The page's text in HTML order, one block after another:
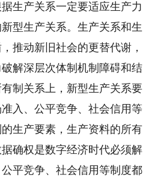
生产关系一定要适应生产力
型生产关系。生产关系和生
推动新旧社会的更替代谢，
解深层次体制机制障碍和结
制关系上，新型生产关系要
入、公平竞争、社会信用等
生产要素，生产资料的所有
确权是数字经济时代必须解
平竞争、社会信用等制度都